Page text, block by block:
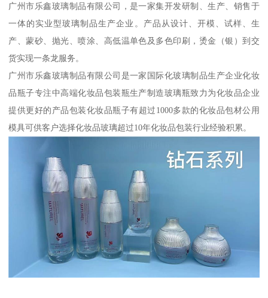
广州市乐鑫玻璃制品有限公司，是一家集开发研制、生产、销售于
一体的实业型玻璃制品生产企业。产品从设计、开模、试样、生
产、蒙砂、抛光、喷涂、高低温单色及多色印刷，烫金（银）到交
货实现一条龙服务。
广州市乐鑫玻璃制品有限公司是一家国际化玻璃制品生产企业化妆
品瓶子专注中高端化妆品包装瓶生产制造玻璃瓶致力为化妆品企业
提供更好的产品包装化妆品瓶子有超过1000多款的化妆品包材公用
模具可供客户选择化妆品玻璃超过10年化妆品包装行业经验积累。